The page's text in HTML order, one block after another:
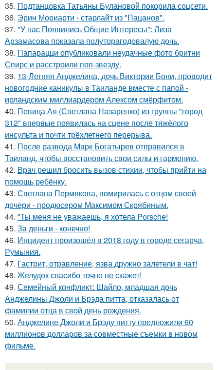
35. Подтанцовка Татьяны Булановой покорила соцсети.
36. Эрин Мориарти - старлайт из "Пацанов".
37. "У нас Появились Общие Интересы": Лиза
Арзамасова показала полуторагодовалую дочь.
38. Папарацци опубликовали неудачные фото бритни
Спирс и расстроили поп-звезду.
39. 13-Летняя Анджелина, дочь Виктории Бони, проводит
новогодние каникулы в Таиланде вместе с папой -
ирландским миллиардером Алексом смёрфитом.
40. Певица Ая (Светлана Назаренко) из группы "город
312" впервые появилась на сцене после тяжёлого
инсульта и почти трёхлетнего перерыва.
41. После развода Марк Богатырев отправился в
Таиланд, чтобы восстановить свои силы и гармонию.
42. Врач решил бросить вызов стихии, чтобы прийти на
помощь ребёнку.
43. Светлана Пермякова, помирилась с отцом своей
дочери - продюсером Максимом Скрябиным.
44. "Ты меня не уважаешь, я хотела Porsche!
45. За деньги - конечно!
46. Инцидент произошёл в 2018 году в городе сегарча,
Румыния.
47. Гастрит, отравление, язва дружно залетели в чат!
48. Желудок спасибо точно не скажет!
49. Семейный конфликт: Шайло, младшая дочь
Анджелины Джоли и Брэда питта, отказалась от
фамилии отца в свой день рождения.
50. Анджелине Джоли и Брэду питту предложили 60
миллионов долларов за совместные съемки в новом
фильме.